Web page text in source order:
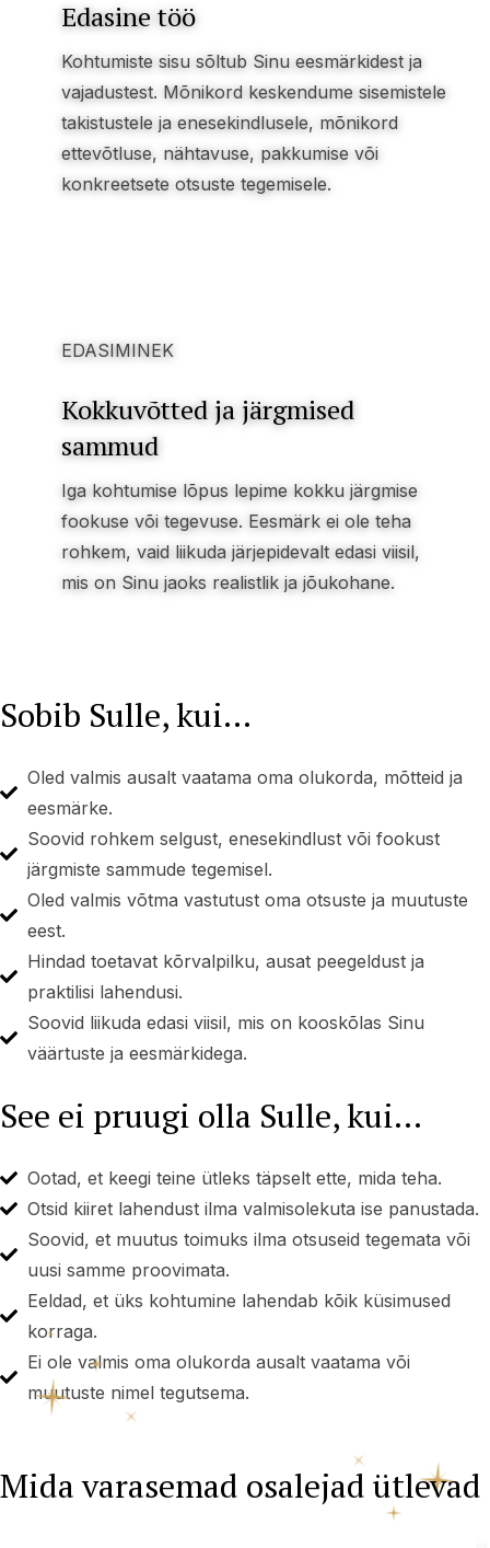
Edasine töö
Kohtumiste sisu sõltub Sinu eesmärkidest ja
vajadustest. Mõnikord keskendume sisemistele
takistustele ja enesekindlusele, mõnikord
ettevõtluse, nähtavuse, pakkumise või
konkreetsete otsuste tegemisele.
EDASIMINEK
Kokkuvõtted ja järgmised
sammud
Iga kohtumise lõpus lepime kokku järgmise
fookuse või tegevuse. Eesmärk ei ole teha
rohkem, vaid liikuda järjepidevalt edasi viisil,
mis on Sinu jaoks realistlik ja jõukohane.
Sobib Sulle, kui...
Oled valmis ausalt vaatama oma olukorda, mõtteid ja
eesmärke.
Soovid rohkem selgust, enesekindlust või fookust
järgmiste sammude tegemisel.
Oled valmis võtma vastutust oma otsuste ja muutuste
eest.
Hindad toetavat kõrvalpilku, ausat peegeldust ja
praktilisi lahendusi.
Soovid liikuda edasi viisil, mis on kooskõlas Sinu
väärtuste ja eesmärkidega.
See ei pruugi olla Sulle, kui...
Ootad, et keegi teine ütleks täpselt ette, mida teha.
Otsid kiiret lahendust ilma valmisolekuta ise panustada.
Soovid, et muutus toimuks ilma otsuseid tegemata või
uusi samme proovimata.
Eeldad, et üks kohtumine lahendab kõik küsimused
korraga.
Ei ole valmis oma olukorda ausalt vaatama või
muutuste nimel tegutsema.
Mida varasemad osalejad ütlevad